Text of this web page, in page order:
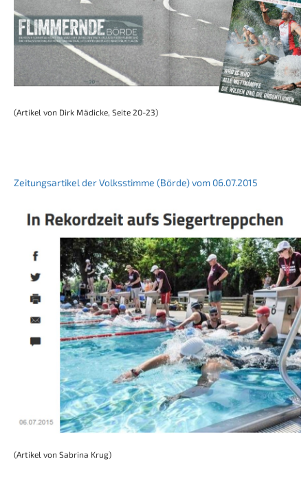
(Artikel von Dirk Mädicke, Seite 20-23)
Zeitungsartikel der Volksstimme (Börde) vom 06.07.2015
(Artikel von Sabrina Krug)